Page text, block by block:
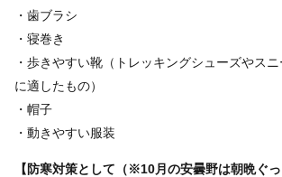
・歯ブラシ
・寝巻き
・歩きやすい靴（トレッキングシューズやス
に適したもの）
・帽子
・動きやすい服装
【防寒対策として（※10月の安曇野は朝晩ぐ